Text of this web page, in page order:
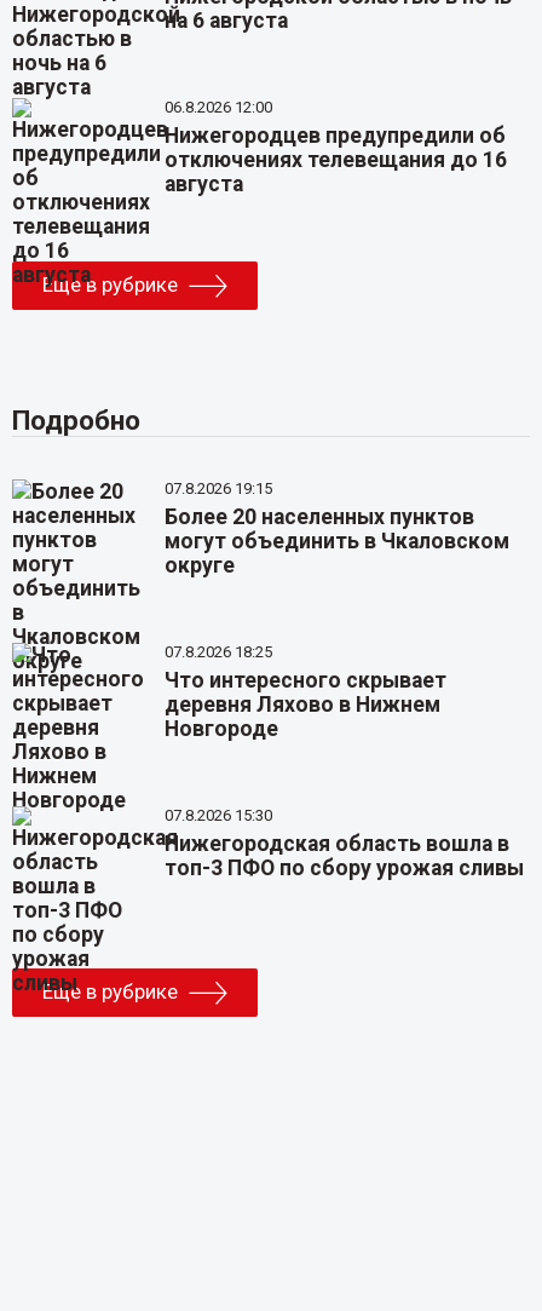
на 6 августа
06.8.2026 12:00
Нижегородцев предупредили об
отключениях телевещания до 16
августа
Еще в рубрике
Подробно
07.8.2026 19:15
Более 20 населенных пунктов
могут объединить в Чкаловском
округе
07.8.2026 18:25
Что интересного скрывает
деревня Ляхово в Нижнем
Новгороде
07.8.2026 15:30
Нижегородская область вошла в
топ-3 ПФО по сбору урожая сливы
Еще в рубрике